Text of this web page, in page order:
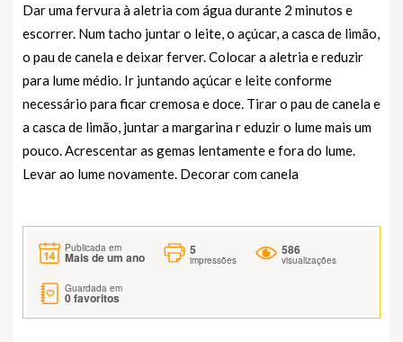
Dar uma fervura à aletria com água durante 2 minutos e
escorrer. Num tacho juntar o leite, o açúcar, a casca de limão,
o pau de canela e deixar ferver. Colocar a aletria e reduzir
para lume médio. Ir juntando açúcar e leite conforme
necessário para ficar cremosa e doce. Tirar o pau de canela e
a casca de limão, juntar a margarina r eduzir o lume mais um
pouco. Acrescentar as gemas lentamente e fora do lume.
Levar ao lume novamente. Decorar com canela
Publicada em
Mais de um ano
5
impressões
586
visualizações
Guardada em
0favoritos